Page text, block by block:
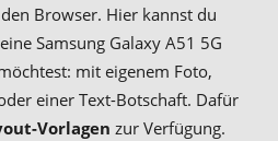
Browser. Hier kannst du
Samsung Galaxy A51 5G
mit eigenem Foto,
einer Text-Botschaft. Dafür
Vorlagen zur Verfügung.